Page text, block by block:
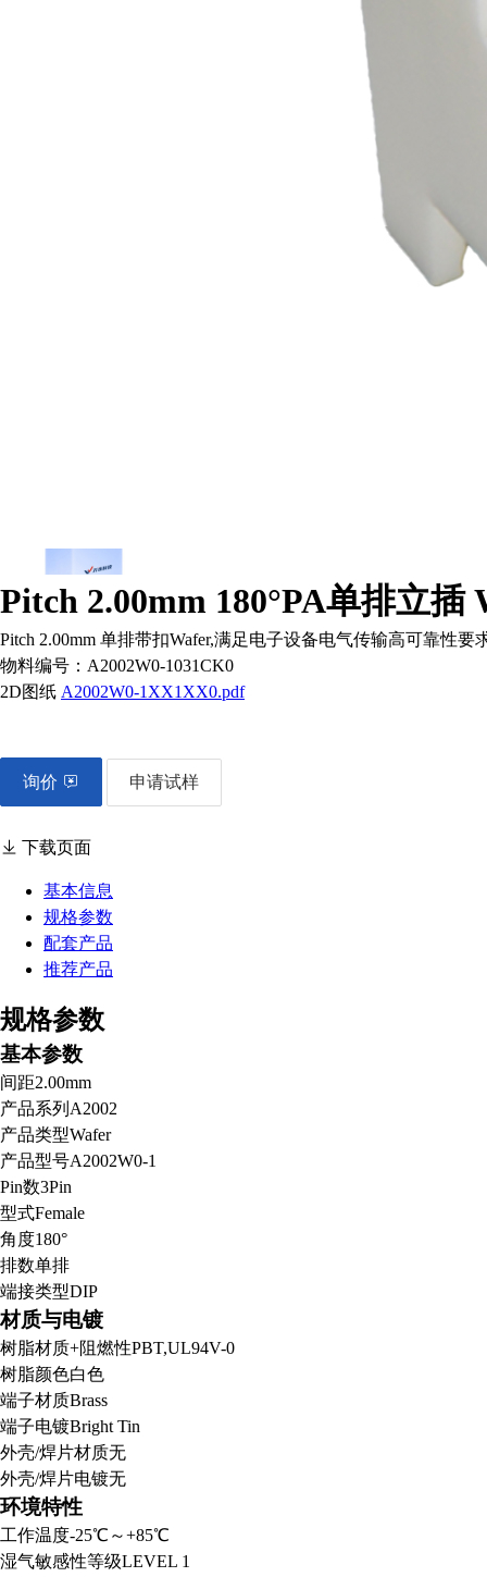
Pitch 2.00mm 180°PA单排立插
Pitch 2.00mm 单排带扣Wafer,满足电子设备电气传输高可靠性
物料编号： A2002W0-1031CK0
2D图纸 A2002W0-1XX1XX0.pdf
询价 申请试样
下载页面
基本信息
规格参数
配套产品
推荐产品
规格参数
基本参数
间距2.00mm
产品系列 A2002
产品类型Wafer
产品型号A2002W0-1
Pin数3Pin
型式Female
角度180°
排数单排
端接类型DIP
材质与电镀
树脂材质+阻燃性PBT,UL94V-0
树脂颜色白色
端子材质Brass
端子电镀Bright Tin
外壳/焊片材质无
外壳/焊片电镀无
环境特性
工作温度-25℃～+85℃
湿气敏感性等级LEVEL 1